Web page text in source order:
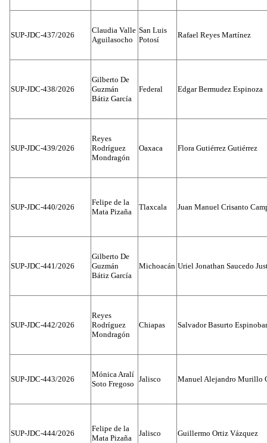
SUP-JDC-437/2026
Claudia Valle
Aguilasocho
San Luis
Potosí
Rafael Reyes Martínez
SUP-JDC-438/2026
Gilberto De
Guzmán
Bátiz García
Federal Edgar Bermudez Espinoza
SUP-JDC-439/2026
Reyes
Rodríguez
Mondragón
Oaxaca Flora Gutiérrez Gutiérrez
SUP-JDC-440/2026
Felipe de la
Mata Pizaña
Tlaxcala Juan Manuel Crisanto
SUP-JDC-441/2026
Gilberto De
Guzmán
Bátiz García
Michoacán Uriel Jonathan Saucedo
SUP-JDC-442/2026
Reyes
Rodríguez
Mondragón
Chiapas Salvador Basurto
SUP-JDC-443/2026
Mónica Aralí
Soto Fregoso
Jalisco Manuel Alejandro Murillo
SUP-JDC-444/2026
Felipe de la
Mata Pizaña
Jalisco Guillermo Ortiz Vázquez